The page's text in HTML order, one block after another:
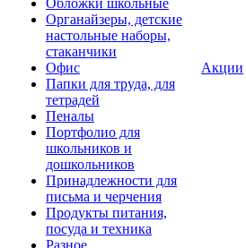
Органайзеры, детские
настольные наборы,
стаканчики
Офис
Папки для труда, для
тетрадей
Пеналы
Портфолио для
школьников и
дошкольников
Принадлежности для
письма и черчения
Продукты питания,
посуда и техника
Разное
Акции